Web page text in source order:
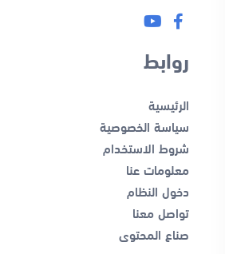
روابط
الرئيسية
سياسة الخصوصية
شروط الاستخدام
معلومات عنا
دخول النظام
تواصل معنا
صناع المحتوى